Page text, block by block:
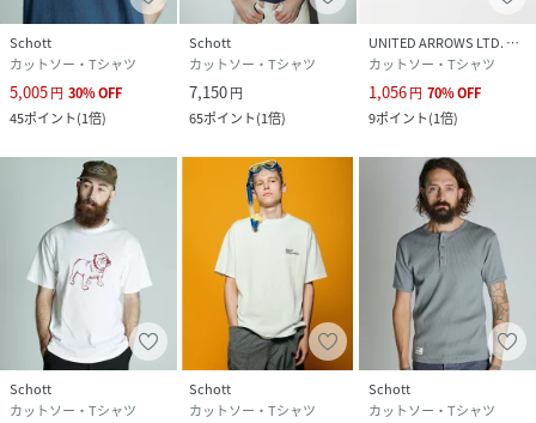
Schott
カットソー・Tシャツ
5,005円 30%OFF
45ポイント(1倍)
Schott
カットソー・Tシャツ
7,150円
65ポイント(1倍)
UNITED ARROWS LTD. OUTLET
カットソー・Tシャツ
1,056円 70%OFF
9ポイント(1倍)
Schott
カットソー・Tシャツ
Schott
カットソー・Tシャツ
Schott
カットソー・Tシャツ